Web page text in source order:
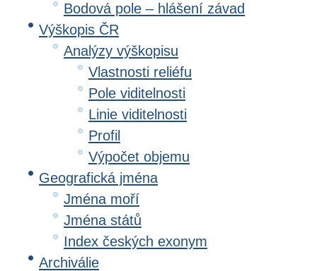
Bodová pole – hlášení závad
Výškopis ČR
Analýzy výškopisu
Vlastnosti reliéfu
Pole viditelnosti
Linie viditelnosti
Profil
Výpočet objemu
Geografická jména
Jména moří
Jména států
Index českých exonym
Archiválie